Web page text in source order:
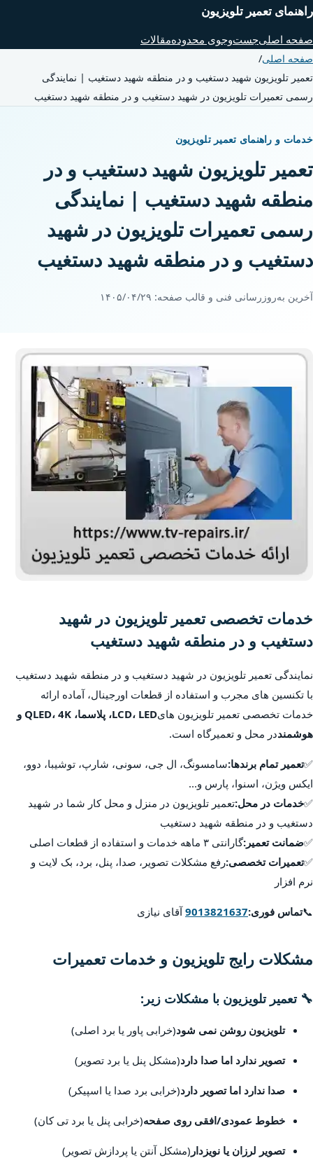
راهنمای تعمیر تلویزیون
صفحه اصلیجست‌وجوی محدودهمقالات
صفحه اصلی/
تعمیر تلویزیون شهید دستغیب و در منطقه شهید دستغیب | نمایندگی
رسمی تعمیرات تلویزیون در شهید دستغیب و در منطقه شهید دستغیب
خدمات و راهنمای تعمیر تلویزیون
تعمیر تلویزیون شهید دستغیب و در
منطقه شهید دستغیب | نمایندگی
رسمی تعمیرات تلویزیون در شهید
دستغیب و در منطقه شهید دستغیب
آخرین به‌روزرسانی فنی و قالب صفحه: ۱۴۰۵/۰۴/۲۹
خدمات تخصصی تعمیر تلویزیون در شهید
دستغیب و در منطقه شهید دستغیب
نمایندگی تعمیر تلویزیون در شهید دستغیب و در منطقه شهید دستغیب
با تکنسین های مجرب و استفاده از قطعات اورجینال، آماده ارائه
خدمات تخصصی تعمیر تلویزیون های
LCD، LED، پلاسما، QLED، 4K و
هوشمنددر محل و تعمیرگاه است.
✅تعمیر تمام برندها:سامسونگ، ال جی، سونی، شارپ، توشیبا، دوو،
ایکس ویژن، اسنوا، پارس و...
✅خدمات در محل:تعمیر تلویزیون در منزل و محل کار شما در شهید
دستغیب و در منطقه شهید دستغیب
✅ضمانت تعمیر:گارانتی ۳ ماهه خدمات و استفاده از قطعات اصلی
✅تعمیرات تخصصی:رفع مشکلات تصویر، صدا، پنل، برد، بک لایت و
نرم افزار
📞تماس فوری:9013821637آقای نیازی
مشکلات رایج تلویزیون و خدمات تعمیرات
🔧 تعمیر تلویزیون با مشکلات زیر:
تلویزیون روشن نمی شود(خرابی پاور یا برد اصلی)
تصویر ندارد اما صدا دارد(مشکل پنل یا برد تصویر)
صدا ندارد اما تصویر دارد(خرابی برد صدا یا اسپیکر)
خطوط عمودی/افقی روی صفحه(خرابی پنل یا برد تی کان)
تصویر لرزان یا نویزدار (مشکل آنتن یا پردازش تصویر)